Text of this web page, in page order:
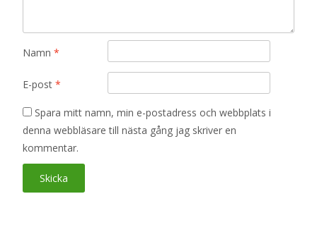
Namn *
E-post *
Spara mitt namn, min e-postadress och webbplats i
denna webbläsare till nästa gång jag skriver en
kommentar.